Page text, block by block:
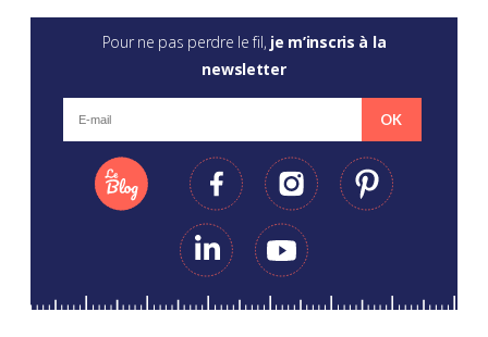
Pour ne pas perdre le fil, je m’inscris à la
newsletter
OK